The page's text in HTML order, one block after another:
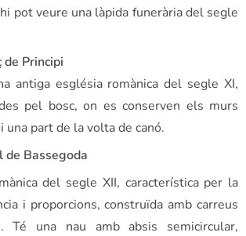
pot veure una làpida funerària del segle
de Principi
antiga església romànica del segle XI,
pel bosc, on es conserven els murs
una part de la volta de canó.
de Bassegoda
del segle XII, característica per la
i proporcions, construïda amb carreus
Té una nau amb absis semicircular,